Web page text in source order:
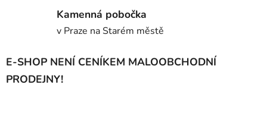
Kamenná pobočka
v Praze na Starém městě
E-SHOP NENÍ CENÍKEM MALOOBCHODNÍ
PRODEJNY!